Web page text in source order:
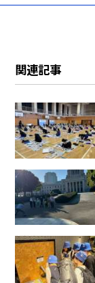
関連記事